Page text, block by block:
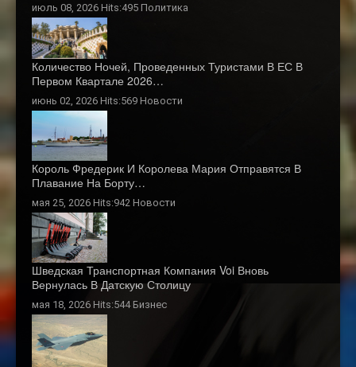
июль 08, 2026 Hits:495 Политика
Количество Ночей, Проведенных Туристами В ЕС В
Первом Квартале 2026…
июнь 02, 2026 Hits:569 Новости
Король Фредерик И Королева Мария Отправятся В
Плавание На Борту…
мая 25, 2026 Hits:942 Новости
Шведская Транспортная Компания Voi Вновь
Вернулась В Датскую Столицу
мая 18, 2026 Hits:544 Бизнес